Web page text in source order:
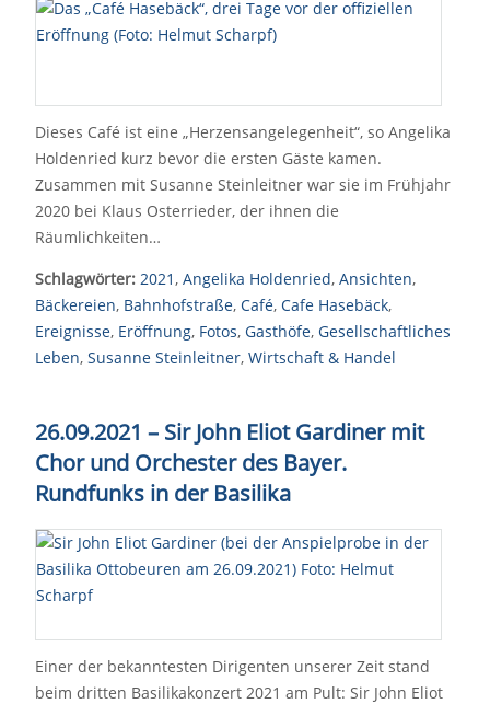
Dieses Café ist eine „Herzensangelegenheit“, so Angelika
Holdenried kurz bevor die ersten Gäste kamen.
Zusammen mit Susanne Steinleitner war sie im Frühjahr
2020 bei Klaus Osterrieder, der ihnen die
Räumlichkeiten…
Schlagwörter: 2021, Angelika Holdenried, Ansichten,
Bäckereien, Bahnhofstraße, Café, Cafe Hasebäck,
Ereignisse, Eröffnung, Fotos, Gasthöfe, Gesellschaftliches
Leben, Susanne Steinleitner, Wirtschaft & Handel
26.09.2021 – Sir John Eliot Gardiner mit
Chor und Orchester des Bayer.
Rundfunks in der Basilika
Einer der bekanntesten Dirigenten unserer Zeit stand
beim dritten Basilikakonzert 2021 am Pult: Sir John Eliot